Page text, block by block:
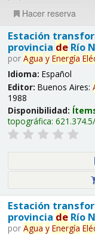
Hacer reserva
Estación
provincia deRío
por Agua y Energía
Idioma: Español
Editor: Buenos Aires:
1988
Disponibilidad:
topográfica:
Estación
provincia deRío
por Agua y Energía